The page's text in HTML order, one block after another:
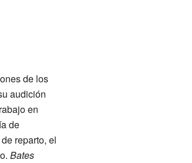
de los
audición
en
de
reparto, el
Bates